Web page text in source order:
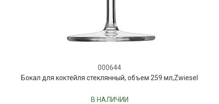
000644
Бокал для коктейля стеклянный, объем 259 мл,Zwiesel
В НАЛИЧИИ